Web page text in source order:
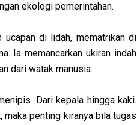
ekologi pemerintahan.
ucapan di lidah, mematrikan di
Ia memancarkan ukiran indah
dari watak manusia.
Dari kepala hingga kaki.
penting kiranya bila tugas